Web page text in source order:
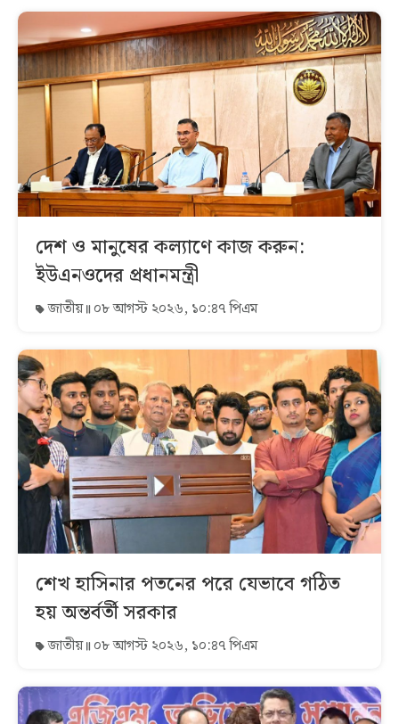
দেশ ও মানুষের কল্যাণে কাজ করুন:
ইউএনওদের প্রধানমন্ত্রী
জাতীয় ০৮ আগস্ট ২০২৬, ১০:৪৭ পিএম
শেখ হাসিনার পতনের পরে যেভাবে গঠিত
হয় অন্তর্বর্তী সরকার
জাতীয় ০৮ আগস্ট ২০২৬, ১০:৪৭ পিএম